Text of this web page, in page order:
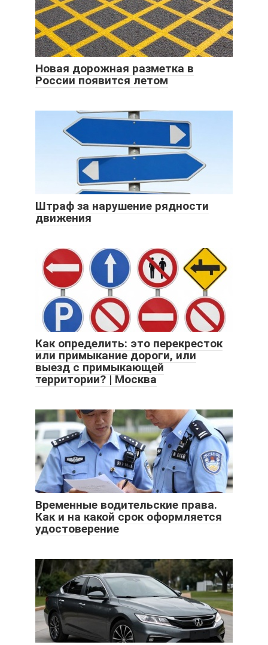
Новая дорожная разметка в
России появится летом
Штраф за нарушение рядности
движения
Как определить: это перекресток
или примыкание дороги, или
выезд с примыкающей
территории? | Москва
Временные водительские права.
Как и на какой срок оформляется
удостоверение